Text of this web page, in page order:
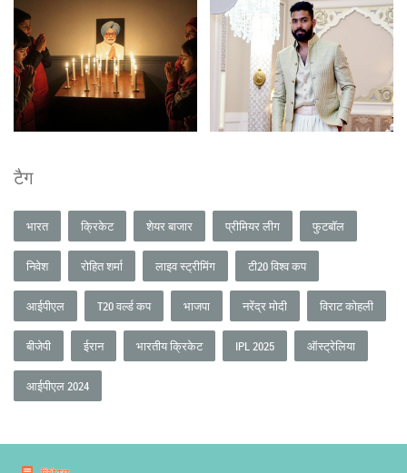
टैग
भारत क्रिकेट शेयर बाजार प्रीमियर लीग फुटबॉल
निवेश रोहित शर्मा लाइव स्ट्रीमिंग टी20 विश्व कप
आईपीएल T20 वर्ल्ड कप भाजपा नरेंद्र मोदी विराट कोहली
बीजेपी ईरान भारतीय क्रिकेट IPL 2025 ऑस्ट्रेलिया
आईपीएल 2024